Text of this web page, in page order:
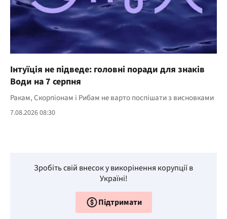
Інтуїція не підведе: головні поради для знаків
Води на 7 серпня
Ракам, Скорпіонам і Рибам не варто поспішати з висновками
7.08.2026 08:30
Зробіть свій внесок у викорінення корупції в
Україні!
Підтримати